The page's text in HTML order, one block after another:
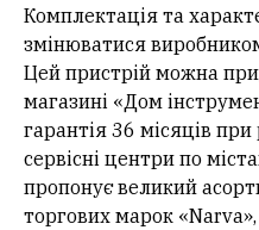
Комплектація та
змінюватися
Цей пристрій можна
магазині «Дом
гарантія 36 місяців при
сервісні центри по
пропонує великий
торгових марок